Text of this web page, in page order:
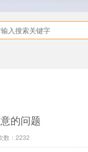
的问题
数：2232